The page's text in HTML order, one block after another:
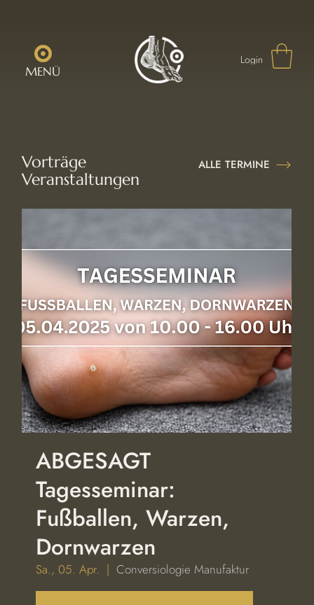
MENÜ
Login
ABGESAGT
Tagesseminar:
Fußballen, Warzen,
Dornwarzen
Sa., 05. Apr.
  |
Conversiologie Manufaktur
Vorträge
Veranstaltungen
ALLE TERMINE